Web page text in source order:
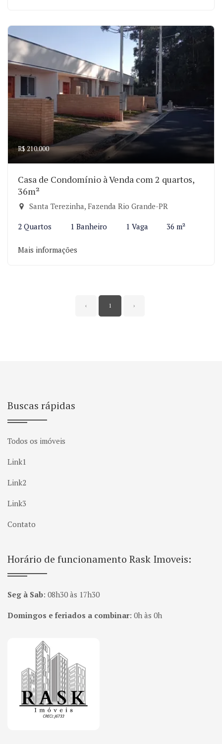
R$ 210.000
Casa de Condomínio à Venda com 2 quartos,
36m²
Santa Terezinha, Fazenda Rio Grande-PR
2 Quartos 1 Banheiro 1 Vaga 36 m²
Mais informações
‹ 1 ›
Buscas rápidas
Todos os imóveis
Link1
Link2
Link3
Contato
Horário de funcionamento Rask Imoveis:
Seg à Sab: 08h30 às 17h30
Domingos e feriados a combinar: 0h às 0h
Página inicial